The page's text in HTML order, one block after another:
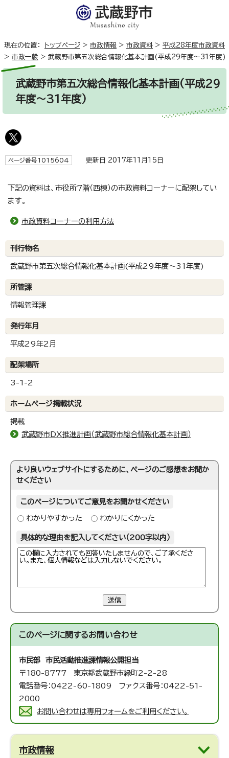
現在の位置： トップページ > 市政情報 > 市政資料 > 平成28年度市政資料
> 市政一般 > 武蔵野市第五次総合情報化基本計画(平成29年度～31年度)
武蔵野市第五次総合情報化基本計画(平成29
年度～31年度)
ページ番号1015604 更新日 2017年11月15日
下記の資料は、市役所7階（西棟）の市政資料コーナーに配架してい
ます。
市政資料コーナーの利用方法
刊行物名
武蔵野市第五次総合情報化基本計画(平成29年度～31年度)
所管課
情報管理課
発行年月
平成29年2月
配架場所
3-1-2
ホームページ掲載状況
掲載
武蔵野市DX推進計画（武蔵野市総合情報化基本計画）
より良いウェブサイトにするために、ページのご感想をお聞か
せください
このページについてご意見をお聞かせください
わかりやすかった わかりにくかった
具体的な理由を記入してください（200字以内）
送信
このページに関するお問い合わせ
市民部 市民活動推進課情報公開担当
〒180-8777 東京都武蔵野市緑町2-2-28
電話番号：0422-60-1809 ファクス番号：0422-51-
2000
お問い合わせは専用フォームをご利用ください。
市政情報